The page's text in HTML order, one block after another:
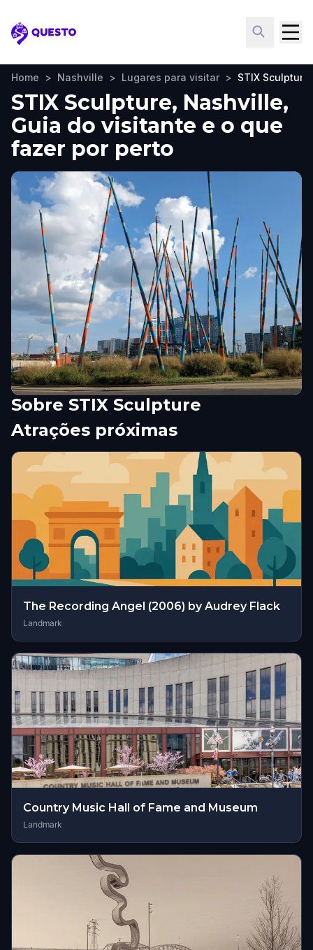
Questo
Home > Nashville > Lugares para visitar > STIX Sculpture
STIX Sculpture, Nashville,
Guia do visitante e o que
fazer por perto
Sobre STIX Sculpture
Atrações próximas
The Recording Angel (2006) by Audrey Flack
Landmark
Country Music Hall of Fame and Museum
Landmark